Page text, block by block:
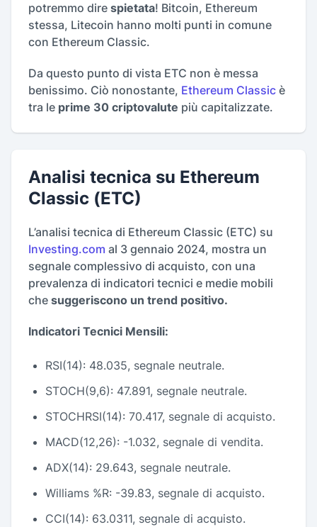
potremmo dire spietata! Bitcoin, Ethereum
stessa, Litecoin hanno molti punti in comune
con Ethereum Classic.
Da questo punto di vista ETC non è messa
benissimo. Ciò nonostante, Ethereum Classic è
tra le prime 30 criptovalute più capitalizzate.
Analisi tecnica su Ethereum
Classic (ETC)
L’analisi tecnica di Ethereum Classic (ETC) su
Investing.com al 3 gennaio 2024, mostra un
segnale complessivo di acquisto, con una
prevalenza di indicatori tecnici e medie mobili
che suggeriscono un trend positivo.
Indicatori Tecnici Mensili:
RSI(14): 48.035, segnale neutrale.
STOCH(9,6): 47.891, segnale neutrale.
STOCHRSI(14): 70.417, segnale di acquisto.
MACD(12,26): -1.032, segnale di vendita.
ADX(14): 29.643, segnale neutrale.
Williams %R: -39.83, segnale di acquisto.
CCI(14): 63.0311, segnale di acquisto.